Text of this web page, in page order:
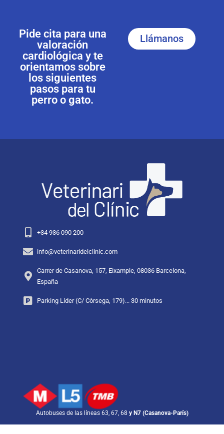
Pide cita para una
valoración
cardiológica y te
orientamos sobre
los siguientes
pasos para tu
perro o gato.
Llámanos
+34 936 090 200
info@veterinaridelclinic.com
Carrer de Casanova, 157, Eixample, 08036 Barcelona,
España
Parking Líder (C/ Còrsega, 179)... 30 minutos
Autobuses de las líneas 63, 67, 68 y N7 (Casanova-París)